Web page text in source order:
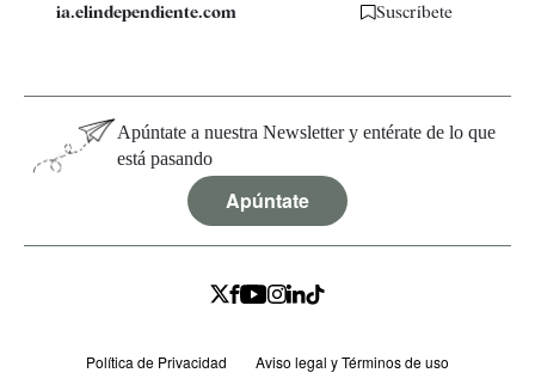
ia.elindependiente.com Suscríbete
Apúntate a nuestra Newsletter y entérate de lo que
está pasando
Apúntate
Política de Privacidad
Aviso legal y Términos de uso